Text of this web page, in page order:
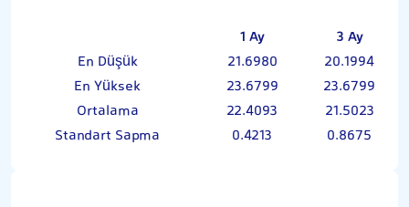
1 Ay
3 Ay
En Düşük
21.6980
20.1994
En Yüksek
23.6799
23.6799
Ortalama
22.4093
21.5023
Standart Sapma
0.4213 0.8675